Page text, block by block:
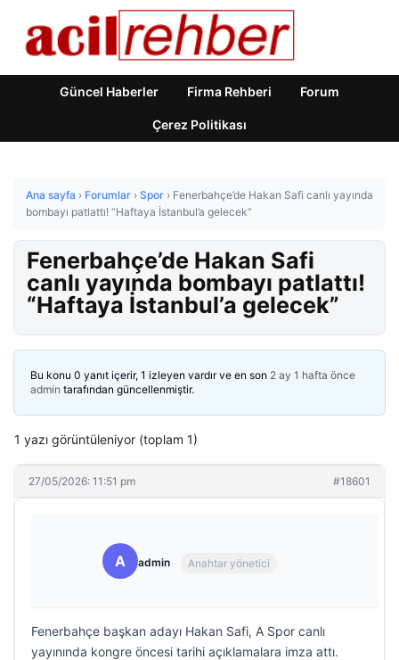
Güncel Haberler Firma Rehberi Forum
Çerez Politikası
Ana sayfa › Forumlar › Spor › Fenerbahçe’de Hakan Safi canlı yayında
bombayı patlattı! “Haftaya İstanbul’a gelecek”
Fenerbahçe’de Hakan Safi
canlı yayında bombayı patlattı!
“Haftaya İstanbul’a gelecek”
Bu konu 0 yanıt içerir, 1 izleyen vardır ve en son 2 ay 1 hafta önce
admin tarafından güncellenmiştir.
1 yazı görüntüleniyor (toplam 1)
27/05/2026: 11:51 pm #18601
A admin Anahtar yönetici
Fenerbahçe başkan adayı Hakan Safi, A Spor canlı
yayınında kongre öncesi tarihi açıklamalara imza attı.